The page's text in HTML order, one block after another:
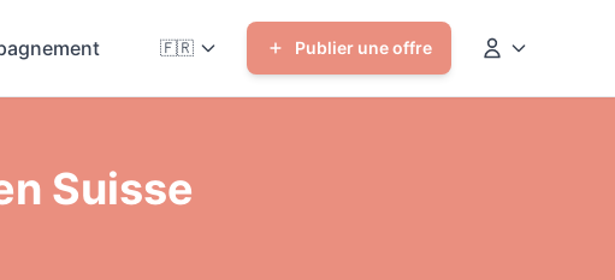
🇫🇷 Publier une offre
Suisse